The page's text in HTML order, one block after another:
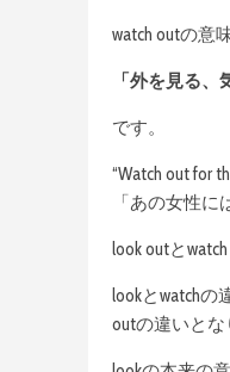
watch outの意
「外を見る、
です。
“Watch out for
「あの女性に
look outと
lookとwatchの
outの違いとな